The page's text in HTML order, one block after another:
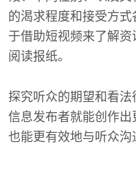
的渴求程度和接受方
于借助短视频来了解
阅读报纸。
探究听众的期望和看法
信息发布者就能创作
也能更有效地与听众沟